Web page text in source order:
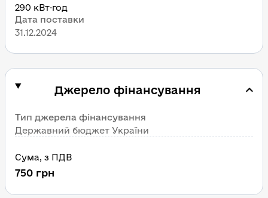
290 кВт⋅год
Дата поставки
31.12.2024
Джерело фінансування
Тип джерела фінансування
Державний бюджет України
Сума, з ПДВ
750 грн